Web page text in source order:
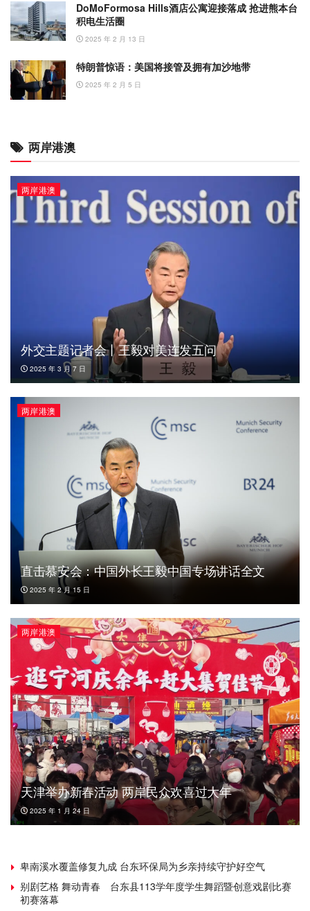
DoMoFormosa Hills酒店公寓迎接落成 抢进熊本台
积电生活圈
2025 年 2 月 13 日
特朗普惊语：美国将接管及拥有加沙地带
2025 年 2 月 5 日
两岸港澳
两岸港澳
外交主题记者会丨王毅对美连发五问
2025 年 3 月 7 日
两岸港澳
直击慕安会：中国外长王毅中国专场讲话全文
2025 年 2 月 15 日
两岸港澳
天津举办新春活动 两岸民众欢喜过大年
2025 年 1 月 24 日
卑南溪水覆盖修复九成 台东环保局为乡亲持续守护好空气
别剧艺格 舞动青春 台东县113学年度学生舞蹈暨创意戏剧比赛
初赛落幕